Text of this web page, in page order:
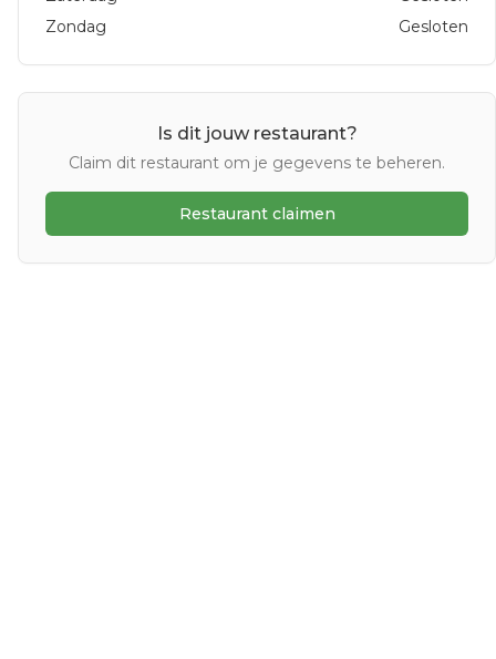
Zondag
Gesloten
Is dit jouw restaurant?
Claim dit restaurant om je gegevens te beheren.
Restaurant claimen